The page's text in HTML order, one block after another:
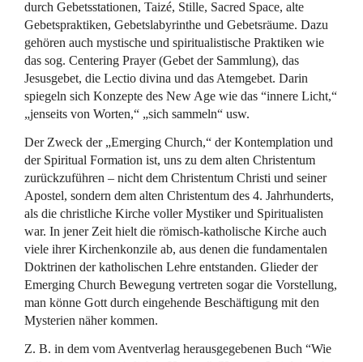
durch Gebetsstationen, Taizé, Stille, Sacred Space, alte
Gebetspraktiken, Gebetslabyrinthe und Gebetsräume. Dazu
gehören auch mystische und spiritualistische Praktiken wie
das sog. Centering Prayer (Gebet der Sammlung), das
Jesusgebet, die Lectio divina und das Atemgebet. Darin
spiegeln sich Konzepte des New Age wie das “innere Licht,“
„jenseits von Worten,“ „sich sammeln“ usw.
Der Zweck der „Emerging Church,“ der Kontemplation und
der Spiritual Formation ist, uns zu dem alten Christentum
zurückzuführen – nicht dem Christentum Christi und seiner
Apostel, sondern dem alten Christentum des 4. Jahrhunderts,
als die christliche Kirche voller Mystiker und Spiritualisten
war. In jener Zeit hielt die römisch-katholische Kirche auch
viele ihrer Kirchenkonzile ab, aus denen die fundamentalen
Doktrinen der katholischen Lehre entstanden. Glieder der
Emerging Church Bewegung vertreten sogar die Vorstellung,
man könne Gott durch eingehende Beschäftigung mit den
Mysterien näher kommen.
Z. B. in dem vom Aventverlag herausgegebenen Buch “Wie